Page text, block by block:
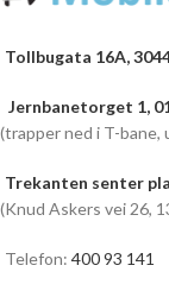
Tollbugata 16A,
Jernbanetorget 1,
(trapper ned i T-
Trekanten senter
(Knud Askers vei 26,
Telefon: 400 93 141